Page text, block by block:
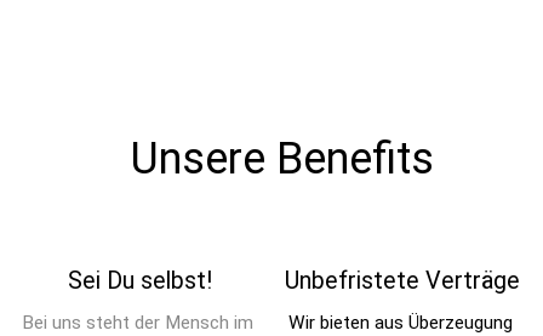
Unsere Benefits
Sei Du selbst!
Bei uns steht der Mensch im
Unbefristete Verträge
Wir bieten aus Überzeugung